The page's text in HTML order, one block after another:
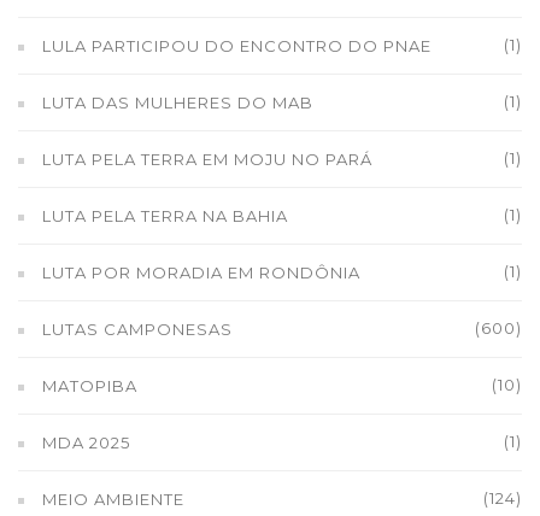
LULA PARTICIPOU DO ENCONTRO DO PNAE (1)
LUTA DAS MULHERES DO MAB (1)
LUTA PELA TERRA EM MOJU NO PARÁ (1)
LUTA PELA TERRA NA BAHIA (1)
LUTA POR MORADIA EM RONDÔNIA (1)
LUTAS CAMPONESAS (600)
MATOPIBA (10)
MDA 2025 (1)
MEIO AMBIENTE (124)